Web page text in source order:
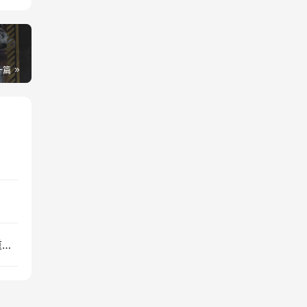
篇
1个基础模型系列、3大AI开发工具，Create2024重磅发布都在这里了！